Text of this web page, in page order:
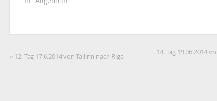
‹‹ 12. Tag 17.6.2014 von Tallinn nach Riga
14. Tag 19.06.2014